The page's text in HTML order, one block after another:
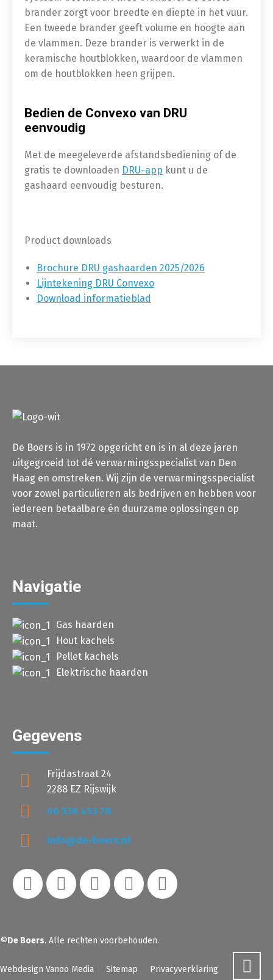
brander zorgt voor breedte en diepte in het vuur.
Een tweede brander geeft volume en hoogte aan
de vlammen. Deze brander is verwerkt in de
keramische houtblokken, waardoor de vlammen
om de houtblokken heen grijpen.
Bedien de Convexo van DRU
eenvoudig
Met de meegeleverde afstandsbediening of de
gratis te downloaden DRU-app kunt u de
gashaard eenvoudig besturen.
Product downloads
Brochure DRU gashaarden 2025/2026
Lijntekening DRU Convexo
Download informatieblad
De Boers is in 1972 opgericht en is in al deze jaren
uitgegroeid tot dé verwarmingsspecialist van Den
Haag en omstreken. Wij zijn de verwarmingsspecialist
voor zowel particulieren als bedrijven en hebben voor
iedereen betaalbare én duurzame oplossingen op
maat.
Navigatie
Gas haarden
Hout kachels
Pellet kachels
Elektrische haarden
Gegevens
Frijdastraat 24
2288 EZ Rijswijk
06 536 453 78
info@de-boers.nl
©De Boers. Alle rechten voorbehouden.
Webdesign Vanoo Media Sitemap Privacyverklaring